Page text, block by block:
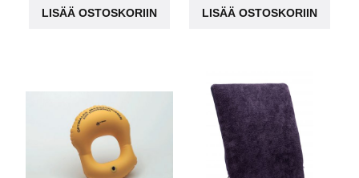
oli:
on:
LISÄÄ OSTOSKORIIN LISÄÄ OSTOSKORIIN